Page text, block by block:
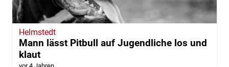
Helmstedt
Mann lässt Pitbull auf Jugendliche los und
klaut